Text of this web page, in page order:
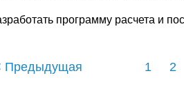
программу расчета и
Предыдущая 1 2